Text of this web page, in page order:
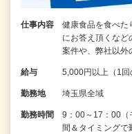
仕事内容
健康食品を食べた
にお答え頂くなど
案件や、弊社以
給与 5,000円以上（1
勤務地 埼玉県全域
勤務時間
9：00～17：00（
間＆タイミング